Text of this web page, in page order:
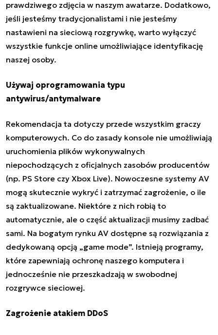
prawdziwego zdjęcia w naszym awatarze. Dodatkowo,
jeśli jesteśmy tradycjonalistami i nie jesteśmy
nastawieni na sieciową rozgrywkę, warto wyłączyć
wszystkie funkcje online umożliwiające identyfikację
naszej osoby.
Używaj oprogramowania typu
antywirus/antymalware
Rekomendacja ta dotyczy przede wszystkim graczy
komputerowych. Co do zasady konsole nie umożliwiają
uruchomienia plików wykonywalnych
niepochodzących z oficjalnych zasobów producentów
(np. PS Store czy Xbox Live). Nowoczesne systemy AV
mogą skutecznie wykryć i zatrzymać zagrożenie, o ile
są zaktualizowane. Niektóre z nich robią to
automatycznie, ale o część aktualizacji musimy zadbać
sami. Na bogatym rynku AV dostępne są rozwiązania z
dedykowaną opcją „game mode”. Istnieją programy,
które zapewniają ochronę naszego komputera i
jednocześnie nie przeszkadzają w swobodnej
rozgrywce sieciowej.
Zagrożenie atakiem DDoS